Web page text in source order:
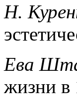
Н.
Ева
жизни